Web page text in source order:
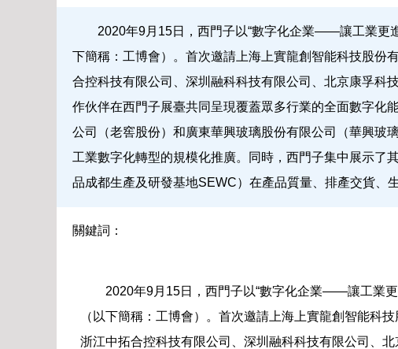
2020年9月15日，西門子以“數字化企業——讓工業更
下簡稱：工博會）。首次邀請上海上實龍創智能科技股份
合控科技有限公司、深圳融科科技有限公司、北京康孚科
作伙伴在西門子展臺共同呈現覆蓋眾多行業的全面數字化
公司（老窖股份）和廣東華興玻璃股份有限公司（華興玻
工業數字化轉型的規模化推廣。同時，西門子集中展示
品成都生產及研發基地SEWC）在產品質量、排產交貨、
關鍵詞：
2020年9月15日，西門子以“數字化企業——讓工業
（以下簡稱：工博會）。首次邀請上海上實龍創智能科
浙江中拓合控科技有限公司、深圳融科科技有限公司、